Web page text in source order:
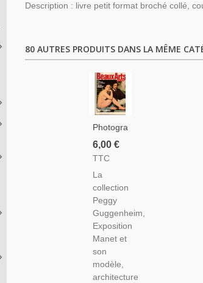
Description : livre petit format broché collé,
80 AUTRES PRODUITS DANS LA MÊME
Photographes
Russes
Soviétiques,
Nus De
Manet,
Architecture
Adolf
Loos,
Jawlensky
- Beaux
Arts N°1
Avril
6,00 €
TTC
La
collection
Peggy
Guggenheim,
Exposition
Manet et
son
modèle,
architecture